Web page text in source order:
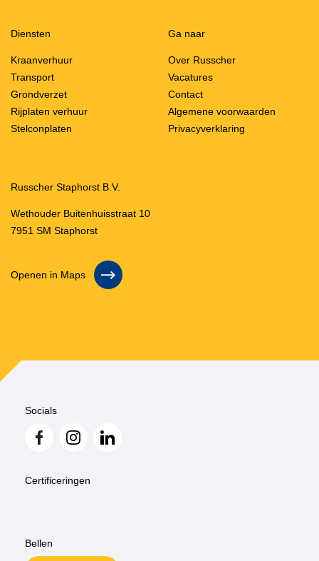
Diensten
Kraanverhuur
Transport
Grondverzet
Rijplaten verhuur
Stelconplaten
Ga naar
Over Russcher
Vacatures
Contact
Algemene voorwaarden
Privacyverklaring
Russcher Staphorst B.V.
Wethouder Buitenhuisstraat 10
7951 SM Staphorst
Openen in Maps
Socials
Certificeringen
Bellen